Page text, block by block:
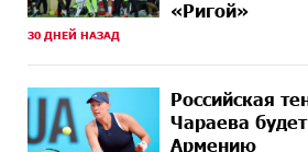
10 ДНЕЙ Обновленный Центр продаж и
11 ДНЕЙ
НАЗАД
Никогда Нагорный Карабах не
независимого Азербайджана.
«Ригой»
30 ДНЕЙ НАЗАД
Российская
Чараева
Армению